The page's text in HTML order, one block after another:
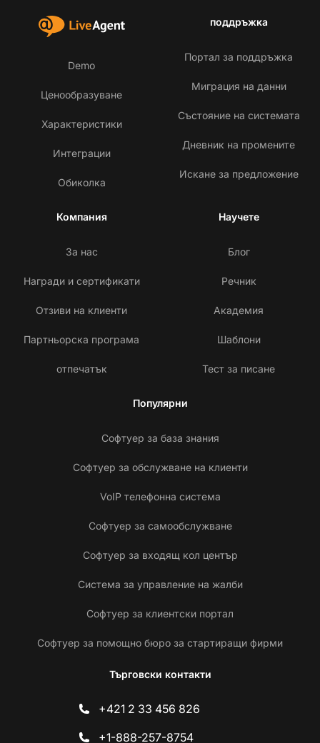
Demo
Ценообразуване
Характеристики
Интеграции
Обиколка
поддръжка
Портал за поддръжка
Миграция на данни
Състояние на системата
Дневник на промените
Искане за предложение
Компания
За нас
Награди и сертификати
Отзиви на клиенти
Партньорска програма
отпечатък
Научете
Блог
Речник
Академия
Шаблони
Тест за писане
Популярни
Софтуер за база знания
Софтуер за обслужване на клиенти
VoIP телефонна система
Софтуер за самообслужване
Софтуер за входящ кол център
Система за управление на жалби
Софтуер за клиентски портал
Софтуер за помощно бюро за стартиращи фирми
Търговски контакти
+421 2 33 456 826
+1-888-257-8754